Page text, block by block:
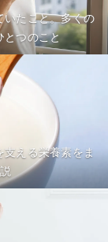
いたこと。多くの
とつのこと
える栄養素をま